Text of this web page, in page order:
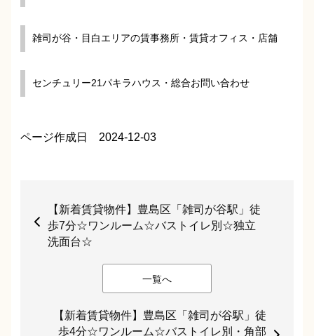
雑司が谷・目白エリアの賃事務所・賃貸オフィス・店舗
センチュリー21パキラハウス・総合お問い合わせ
ページ作成日 2024-12-03
【新着賃貸物件】豊島区「雑司が谷駅」徒
歩7分☆ワンルーム☆バストイレ別☆独立
洗面台☆
一覧へ
【新着賃貸物件】豊島区「雑司が谷駅」徒
歩4分☆ワンルーム☆バストイレ別・角部